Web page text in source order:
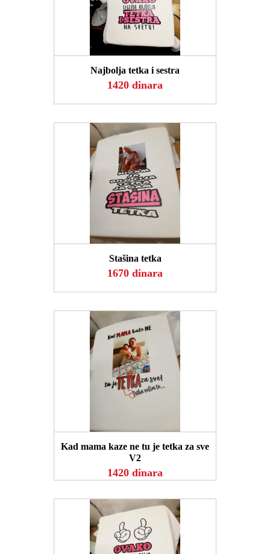
POGLEDAJ
Najbolja tetka i sestra
1420 dinara
Stašina tetka
1670 dinara
Kad mama kaze ne tu je tetka za sve
V2
1420 dinara